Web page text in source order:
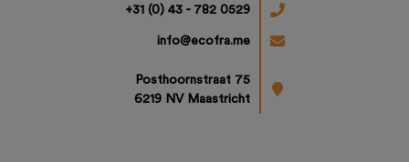
+31 (0) 43 - 782 0529
info@ecofra.me
Posthoornstraat 75
6219 NV Maastricht